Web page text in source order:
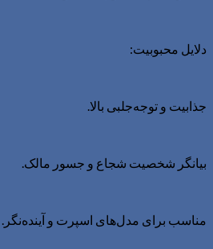
دلایل محبوبیت:
جذابیت و توجه‌جلبی بالا.
بیانگر شخصیت شجاع و جسور مالک.
مناسب برای مدل‌های اسپرت و آینده‌نگر.